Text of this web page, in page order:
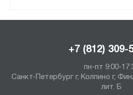
+7 (812) 309-
пн-пт 9:00-
Санкт-Петербург г, Колпино г,
лит. Б